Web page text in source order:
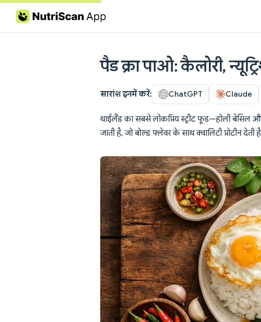
Skip to content
पैड क्रा पाओ: कैलोरी,
सारांश इनमें करें: ChatGPT Claude
थाईलैंड का सबसे लोकप्रिय स्ट्रीट फूड—होली बेसिल
जाती है, जो बोल्ड फ्लेवर के साथ क्वालिटी प्रोटीन देती